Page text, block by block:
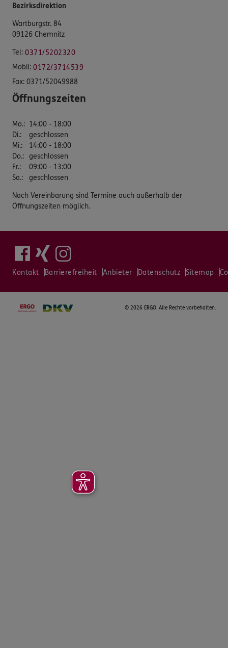
Bezirksdirektion
Wartburgstr. 84
09126 Chemnitz
Tel: 0371/5202320
Mobil: 0172/3714539
Fax: 0371/52049988
Öffnungszeiten
Mo.: 14:00 - 18:00
Di.:
geschlossen
Mi.:
14:00 - 18:00
Do.: geschlossen
Fr.:
09:00 - 13:00
Sa.: geschlossen
Nach Vereinbarung sind Termine auch außerhalb der
Öffnungszeiten möglich.
Kontakt Barrierefreiheit Anbieter Datenschutz Sitemap
© 2026 ERGO. Alle Rechte vorbehalten.